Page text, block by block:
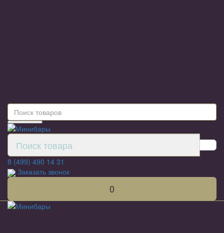
8 (499) 490 14 31
Заказать звонок
0